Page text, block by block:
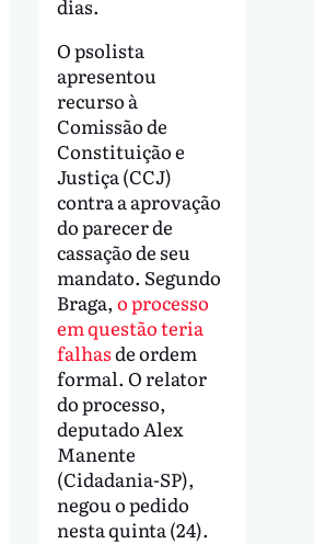
dias.
O psolista
apresentou
recurso à
Comissão de
Constituição e
Justiça (CCJ)
contra a aprovação
do parecer de
cassação de seu
mandato. Segundo
Braga, o processo
em questão teria
falhasde ordem
formal. O relator
do processo,
deputado Alex
Manente
(Cidadania-SP),
negou o pedido
nesta quinta (24).